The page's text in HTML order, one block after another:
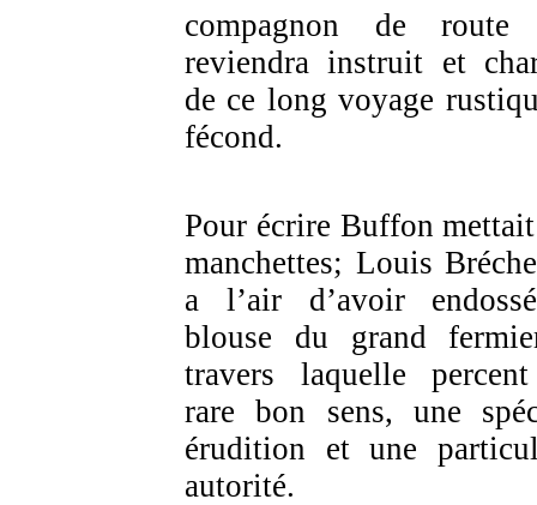
compagnon de route
reviendra instruit et
de ce long voyage
fécond.
Pour écrire Buffon
manchettes; Louis
a l’air d’avoir
blouse du grand
travers laquelle
rare bon sens, une
érudition et une
autorité.